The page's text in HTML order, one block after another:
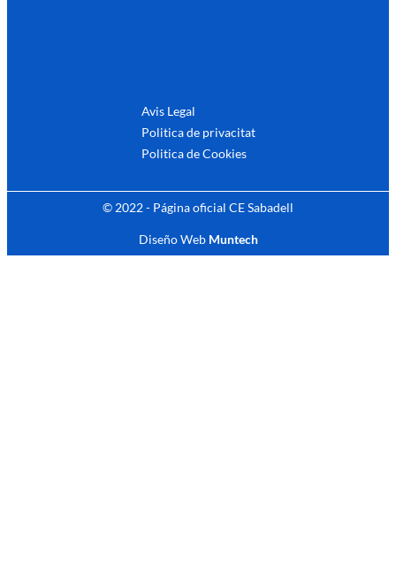
Avis Legal
Politica de privacitat
Politica de Cookies
© 2022 - Página oficial CE Sabadell
Diseño Web Muntech